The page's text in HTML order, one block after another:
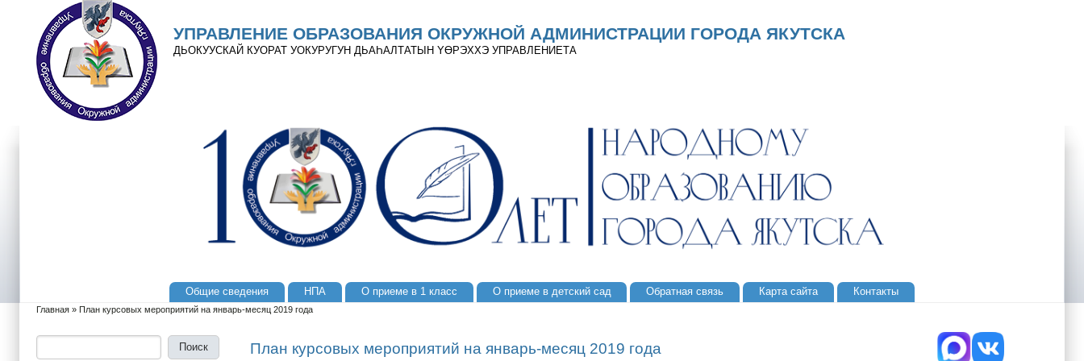
Перейти к основному содержанию
Skip to search
УПРАВЛЕНИЕ ОБРАЗОВАНИЯ ОКРУЖНОЙ АДМИНИСТРАЦИИ ГОРОДА ЯКУТСКА
ДЬОКУУСКАЙ КУОРАТ УОКУРУГУН ДЬАҺАЛТАТЫН YӨРЭХХЭ УПРАВЛЕНИЕТА
Общие сведения НПА О приеме в 1 класс О приеме в детский сад Обратная связь Карта сайта Контакты
Вы здесь
Главная » План курсовых мероприятий на январь-месяц 2019 года
План курсовых мероприятий на январь-месяц 2019 года